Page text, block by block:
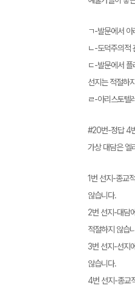
ㄱ-발문에서
ㄴ-도덕주의적
ㄷ-발문에서
선지는 적절하
ㄹ-아리스토텔
#20번-정답 4
가상 대담은 엘
1번 선지-종교
않습니다.
2번 선지-대담
적절하지 않습
3번 선지-선지
않습니다.
4번 선지-종교